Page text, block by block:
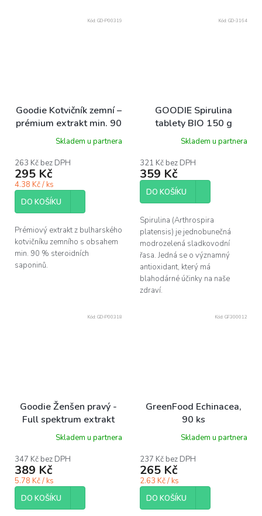
Goodie Kotvičník zemní –
prémium extrakt min. 90
% saponins, 60 ks
Skladem u partnera
263 Kč bez DPH
295 Kč
4.38 Kč / ks
DO KOŠÍKU
Prémiový extrakt z bulharského
kotvičníku zemního s obsahem
min. 90 % steroidních
saponinů.
Kód: GD-P00319
GOODIE Spirulina
tablety BIO 150 g
Skladem u partnera
321 Kč bez DPH
359 Kč
DO KOŠÍKU
Spirulina (Arthrospira
platensis) je jednobunečná
modrozelená sladkovodní
řasa. Jedná se o významný
antioxidant, který má
blahodárné účinky na naše
zdraví.
Kód: GD-3164
Goodie Ženšen pravý -
Full spektrum extrakt
5%, 60ks
Skladem u partnera
347 Kč bez DPH
389 Kč
5.78 Kč / ks
DO KOŠÍKU
Kód: GD-P00318
GreenFood Echinacea,
90 ks
Skladem u partnera
237 Kč bez DPH
265 Kč
2.63 Kč / ks
DO KOŠÍKU
Kód: GF300012